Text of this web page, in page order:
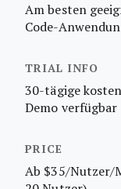
Am besten
Code-
30-tägige
Demo verfügbar
Ab $35/Nutzer/